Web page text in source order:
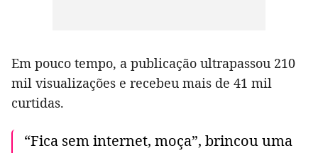
Em pouco tempo, a publicação ultrapassou 210
mil visualizações e recebeu mais de 41 mil
curtidas.
“Fica sem internet, moça”, brincou uma